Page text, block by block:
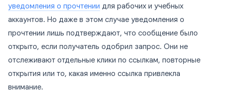
уведомления о прочтении для рабочих и учебных
аккаунтов. Но даже в этом случае уведомления о
прочтении лишь подтверждают, что сообщение было
открыто, если получатель одобрил запрос. Они не
отслеживают отдельные клики по ссылкам, повторные
открытия или то, какая именно ссылка привлекла
внимание.